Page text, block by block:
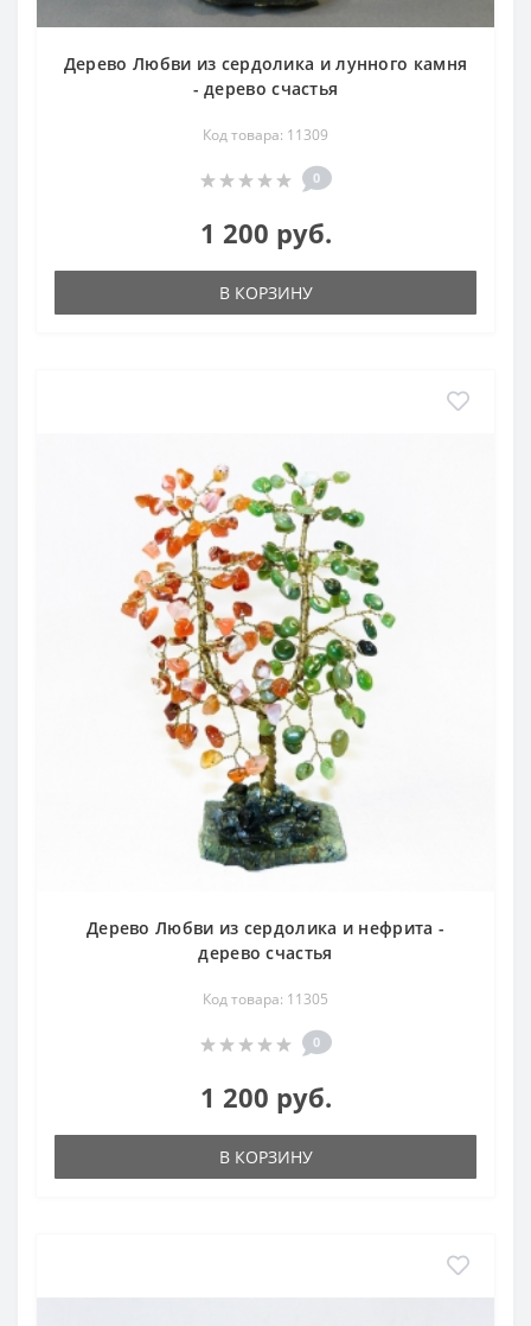
Дерево Любви из сердолика и лунного камня
- дерево счастья
Код товара: 11309
0
1 200 руб.
В КОРЗИНУ
Дерево Любви из сердолика и нефрита -
дерево счастья
Код товара: 11305
0
1 200 руб.
В КОРЗИНУ